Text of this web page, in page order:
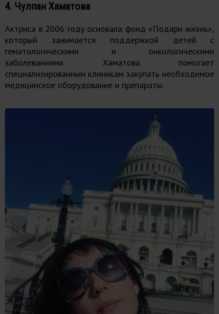
4. Чулпан Хаматова
Актриса в 2006 году основала фонд «Подари жизнь»,
который занимается поддержкой детей с
гематологическими и онкологическими
заболеваниями. Хаматова помогает
специализированным клиникам закупать необходимое
медицинское оборудование и препараты.